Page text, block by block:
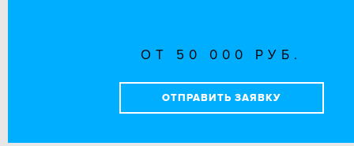
ОТ 50 000 РУБ.
ОТПРАВИТЬ ЗАЯВКУ